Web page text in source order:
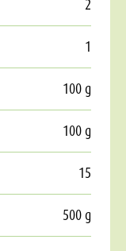
2
1
100 g
100 g
15
500 g